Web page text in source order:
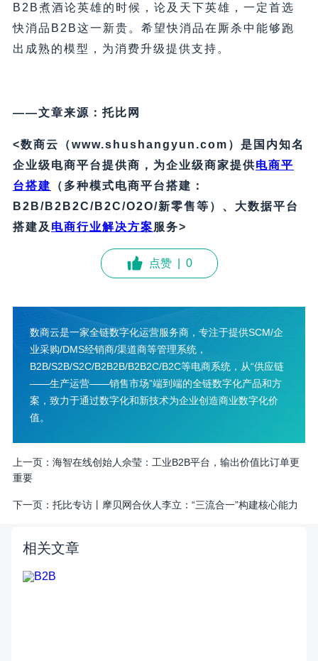
B2B煮酒论英雄的时候，论及天下英雄，一定首选
快消品B2B这一新贵。希望快消品在厮杀中能够跑
出成熟的模型，为消费升级提供支持。
——文章来源：托比网
<数商云（www.shushangyun.com）是国内知名
企业级电商平台提供商，为企业级商家提供电商平
台搭建
（多种模式电商平台搭建：
B2B/B2B2C/B2C/O2O/新零售等）、大数据平台
搭建及 电商行业解决方案服务>
点赞 0
数商云是一家全链数字化运营服务商，专注于提供SCM/企
业采购/DMS经销商/渠道商等管理系统，
B2B/S2B/S2C/B2B2B/B2B2C/B2C等电商系统，从“供应链
——生产运营——销售市场”端到端的全链数字化产品和方
案，致力于通过数字化和新技术为企业创造商业数字化价
值。
上一页： 海智在线创始人佘莹：工业B2B平台，输出价值比订单更
重要
下一页： 托比专访丨摩贝网合伙人李立：“三流合一”构建核心能力
相关文章